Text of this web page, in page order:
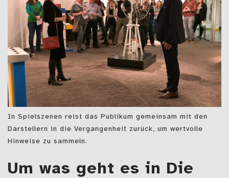
In Spielszenen reist das Publikum gemeinsam mit den
Darstellern in die Vergangenheit zurück, um wertvolle
Hinweise zu sammeln.
Um was geht es in Die